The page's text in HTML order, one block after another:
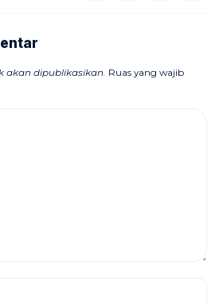
akan dipublikasikan. Ruas yang wajib